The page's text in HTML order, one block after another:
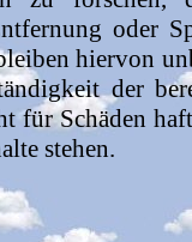
oder
hiervon
der
für Schäden
stehen.